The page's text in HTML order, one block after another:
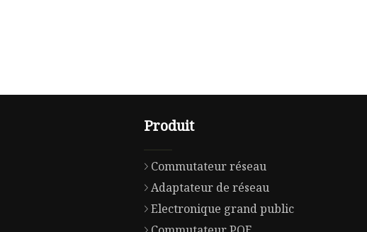
Produit
Commutateur réseau
Adaptateur de réseau
Electronique grand public